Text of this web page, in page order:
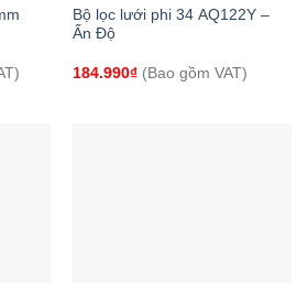
Bộ lọc lưới phi 34 AQ122Y –
Ấn Độ
184.990₫(Bao gồm VAT)